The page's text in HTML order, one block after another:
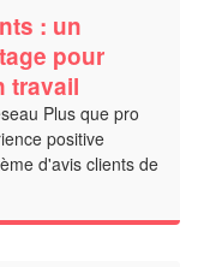
: un
pour
travail
Plus que pro
positive
d'avis clients de